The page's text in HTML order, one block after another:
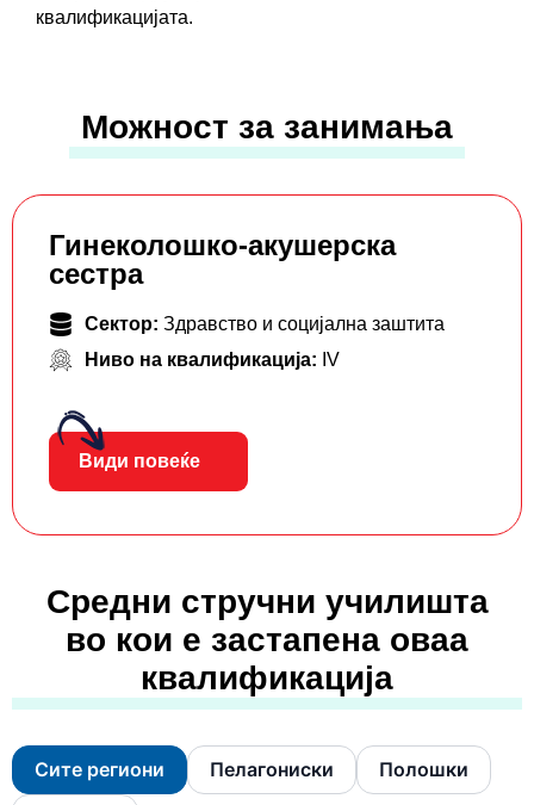
квалификацијата.
Можност за занимања
Гинеколошко-акушерска
сестра
Сектор: Здравство и социјална заштита
Ниво на квалификација: IV
Види повеќе
Средни стручни училишта
во кои е застапена оваа
квалификација
Сите региони Пелагониски Полошки